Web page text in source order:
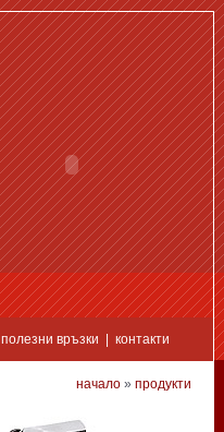
полезни връзки контакти
начало » продукти